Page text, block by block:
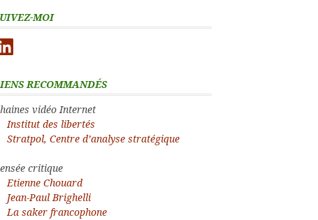
MOI
RECOMMANDÉS
vidéo Internet
Institut des libertés
Stratpol, Centre d’analyse stratégique
critique
Etienne Chouard
Jean-Paul Brighelli
La saker francophone